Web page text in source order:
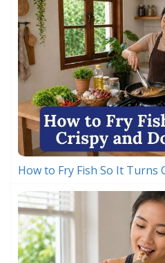
How to Fry Fish So It Turns